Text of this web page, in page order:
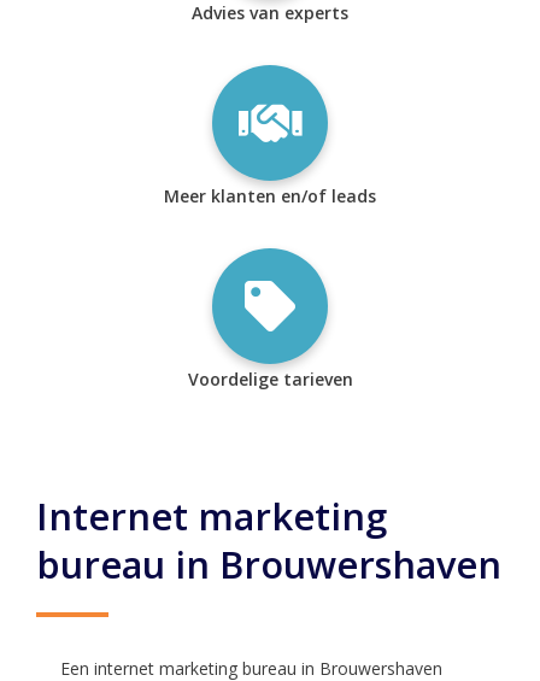
Advies van experts
Meer klanten en/of leads
Voordelige tarieven
Internet marketing
bureau in Brouwershaven
Een internet marketing bureau in Brouwershaven